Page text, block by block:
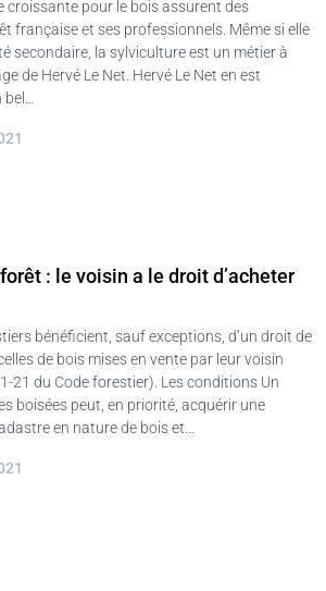
croissante pour le bois assurent des
française et ses professionnels. Même si elle
secondaire, la sylviculture est un métier à
de Hervé Le Net. Hervé Le Net en est
: le voisin a le droit d’acheter
bénéficient, sauf exceptions, d’un droit de
de bois mises en vente par leur voisin
21 du Code forestier). Les conditions Un
boisées peut, en priorité, acquérir une
en nature de bois et…